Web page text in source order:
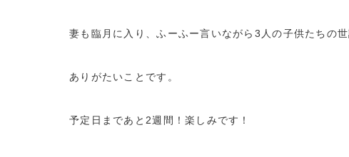
妻も臨月に入り、ふーふー言いながら3人の子供たちの世
ありがたいことです。
予定日まであと2週間！楽しみです！